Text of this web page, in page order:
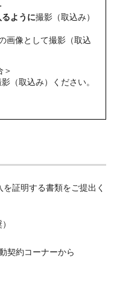
ように撮影（取込み）
画像として撮影（取込
＞
影（取込み）ください。
証明する書類をご提出く
契約コーナーから